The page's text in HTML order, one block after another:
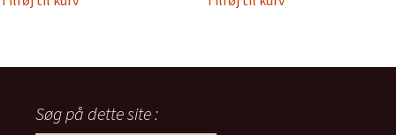
Søg på dette site :